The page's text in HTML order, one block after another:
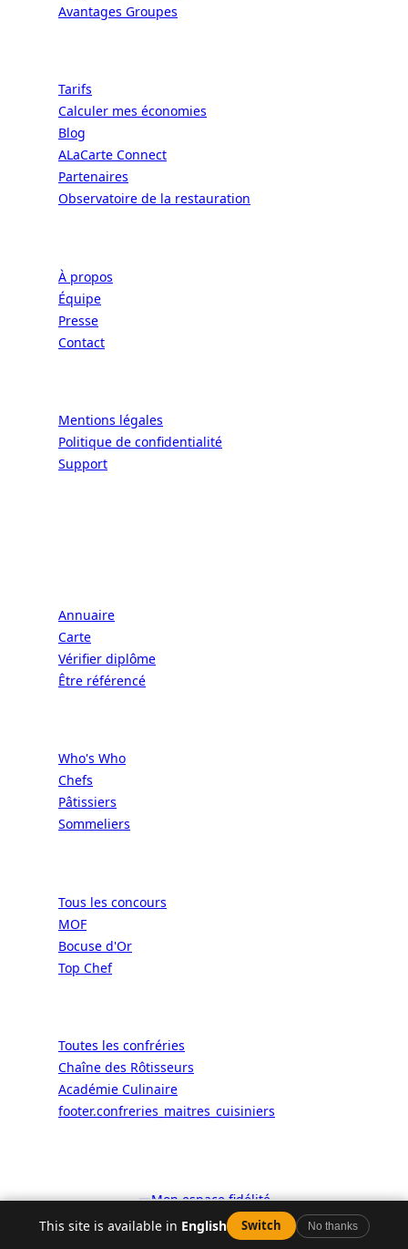
Carte
Avis
Appeler Y aller Plus
Avantages Groupes
Tarifs
Calculer mes économies
Blog
ALaCarte Connect
Partenaires
Observatoire de la restauration
À propos
Équipe
Presse
Contact
Mentions légales
Politique de confidentialité
Support
Annuaire
Carte
Vérifier diplôme
Être référencé
Who's Who
Chefs
Pâtissiers
Sommeliers
Tous les concours
MOF
Bocuse d'Or
Top Chef
Toutes les confréries
Chaîne des Rôtisseurs
Académie Culinaire
footer.confreries_maitres_cuisiniers
🎫Mon espace fidélité
Facebook
YouTube
Instagram
LinkedIn
X
WhatsApp
Google
This site is available in English Switch No thanks